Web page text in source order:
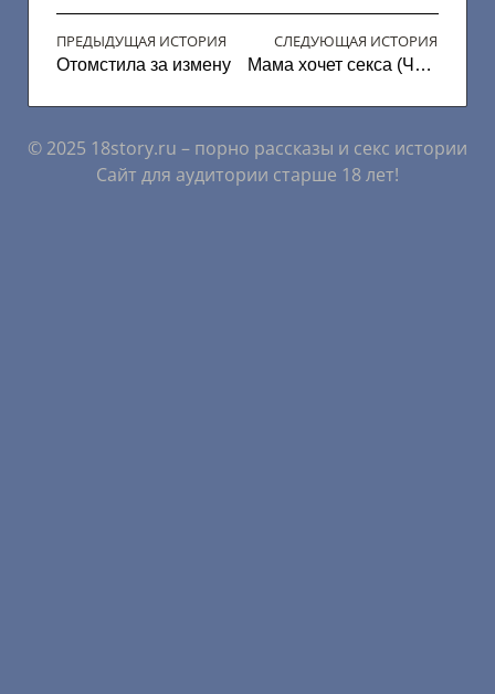
ПРЕДЫДУЩАЯ ИСТОРИЯ
Отомстила за измену
СЛЕДУЮЩАЯ ИСТОРИЯ
Мама хочет секса (Часть 1)
© 2025 18story.ru – порно рассказы и секс истории
Сайт для аудитории старше 18 лет!